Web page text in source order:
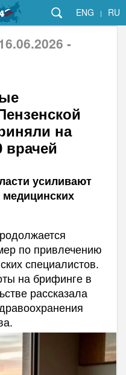
ENG | RU
-
на
врачей
усиливают
по привлечению
специалистов.
на брифинге в
рассказала